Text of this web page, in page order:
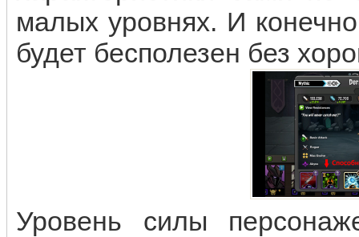
малых уровнях. И
будет бесполезен без
Уровень силы